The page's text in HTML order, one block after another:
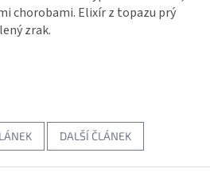
chorobami. Elixír z topazu prý
zrak.
DALŠÍ ČLÁNEK